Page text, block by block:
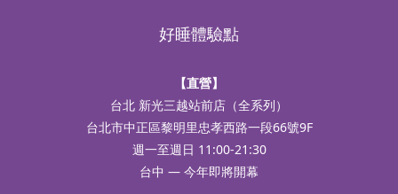
好睡體驗點
【直營】
台北 新光三越站前店（全系列）
台北市中正區黎明里忠孝西路一段66號9F
週一至週日 11:00-21:30
台中 — 今年即將開幕